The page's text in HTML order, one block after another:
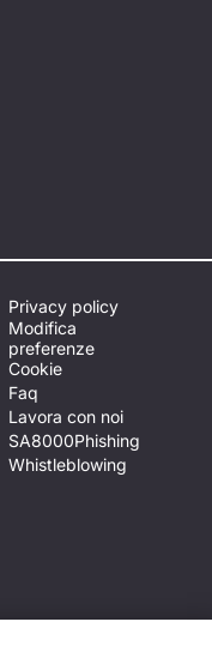
Privacy policy
Modifica
preferenze
Cookie
Faq
Lavora con noi
SA8000Phishing
Whistleblowing